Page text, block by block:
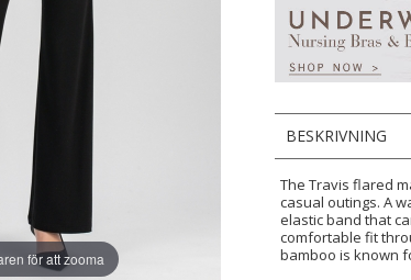
för att zooma
BESKRIVNING
The Travis flared
casual outings. A
elastic band that
comfortable fit
bamboo is known